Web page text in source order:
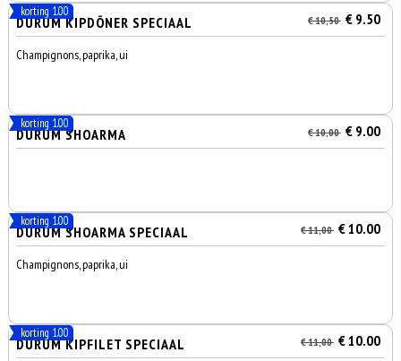
korting 1.00
DÜRÜM KIPDÖNER SPECIAAL € 10,50 € 9.50
Champignons, paprika, ui
korting 1.00
DÜRÜM SHOARMA € 10,00 € 9.00
korting 1.00
DÜRÜM SHOARMA SPECIAAL € 11,00 € 10.00
Champignons, paprika, ui
korting 1.00
DÜRÜM KIPFILET SPECIAAL € 11,00 € 10.00